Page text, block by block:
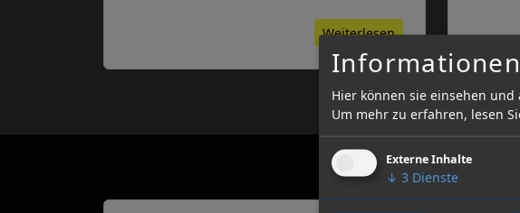
Weiterlesen
Hier können sie einsehen
Um mehr zu erfahren, lesen
Externe Inhalte
↓ 3 Dienste